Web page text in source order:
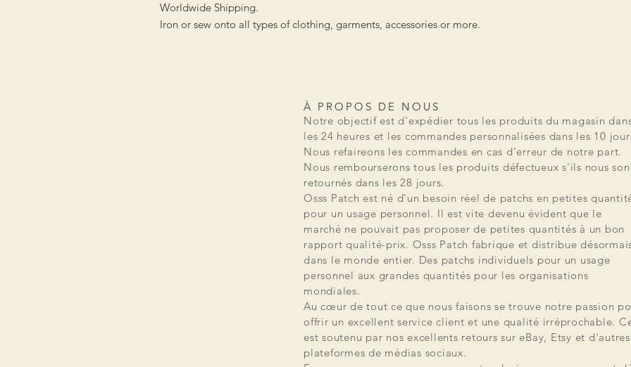
Worldwide Shipping.
Iron or sew onto all types of clothing, garments, accessories or more.
À PROPOS DE NOUS
Notre objectif est d'expédier tous les produits du magasin
les 24 heures et les commandes personnalisées dans les 10
Nous refaireons les commandes en cas d'erreur de notre part.
Nous rembourserons tous les produits défectueux s'ils nous
retournés dans les 28 jours.
Osss Patch est né d'un besoin réel de patchs en petites
pour un usage personnel. Il est vite devenu évident que le
marché ne pouvait pas proposer de petites quantités à un bon
rapport qualité-prix. Osss Patch fabrique et distribue
dans le monde entier. Des patchs individuels pour un usage
personnel aux grandes quantités pour les organisations
mondiales.
Au cœur de tout ce que nous faisons se trouve notre passion
offrir un excellent service client et une qualité irréprochable.
est soutenu par nos excellents retours sur eBay, Etsy et d'autres
plateformes de médias sociaux.